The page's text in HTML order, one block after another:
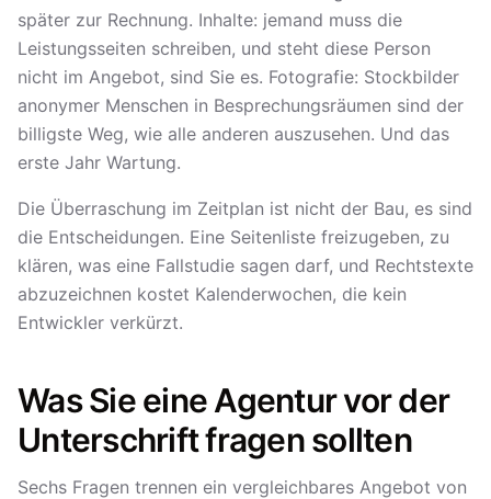
später zur Rechnung. Inhalte: jemand muss die
Leistungsseiten schreiben, und steht diese Person
nicht im Angebot, sind Sie es. Fotografie: Stockbilder
anonymer Menschen in Besprechungsräumen sind der
billigste Weg, wie alle anderen auszusehen. Und das
erste Jahr Wartung.
Die Überraschung im Zeitplan ist nicht der Bau, es sind
die Entscheidungen. Eine Seitenliste freizugeben, zu
klären, was eine Fallstudie sagen darf, und Rechtstexte
abzuzeichnen kostet Kalenderwochen, die kein
Entwickler verkürzt.
Was Sie eine Agentur vor der
Unterschrift fragen sollten
Sechs Fragen trennen ein vergleichbares Angebot von